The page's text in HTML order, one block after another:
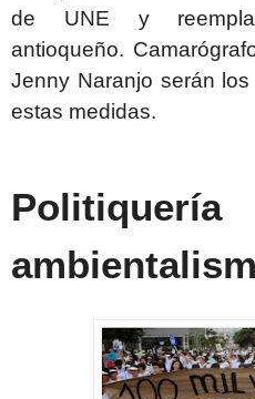
de UNE y
antioqueño.
Jenny Naranjo serán
estas medidas.